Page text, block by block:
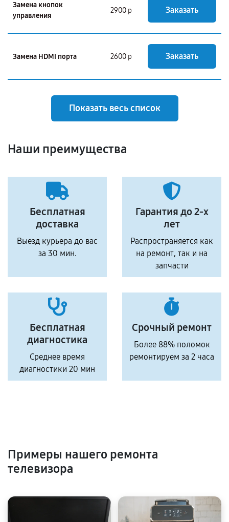
Замена кнопок
управления
2900 р Заказать
Замена HDMI порта 2600 р Заказать
Показать весь список
Наши преимущества
Бесплатная
доставка
Выезд курьера до вас
за 30 мин.
Гарантия до 2-х
лет
Распространяется как
на ремонт, так и на
запчасти
Бесплатная
диагностика
Среднее время
диагностики 20 мин
Срочный ремонт
Более 88% поломок
ремонтируем за 2 часа
Примеры нашего ремонта
телевизора